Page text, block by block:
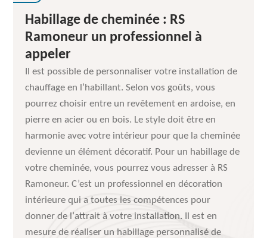
Habillage de cheminée : RS
Ramoneur un professionnel à
appeler
Il est possible de personnaliser votre installation de
chauffage en l’habillant. Selon vos goûts, vous
pourrez choisir entre un revêtement en ardoise, en
pierre en acier ou en bois. Le style doit être en
harmonie avec votre intérieur pour que la cheminée
devienne un élément décoratif. Pour un habillage de
votre cheminée, vous pourrez vous adresser à RS
Ramoneur. C’est un professionnel en décoration
intérieure qui a toutes les compétences pour
donner de l‘attrait à votre installation. Il est en
mesure de réaliser un habillage personnalisé de